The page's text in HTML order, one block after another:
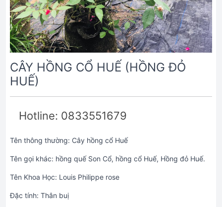
CÂY HỒNG CỔ HUẾ (HỒNG ĐỎ
HUẾ)
Hotline: 0833551679
Tên thông thường: Cây hồng cổ Huế
Tên gọi khác: hồng quế Son Cổ, hồng cổ Huế, Hồng đỏ Huế.
Tên Khoa Học: Louis Philippe rose
Đặc tính: Thân buị